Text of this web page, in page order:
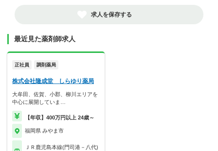
求人を保存する
最近見た薬剤師求人
正社員 調剤薬局
株式会社隆成堂 しらゆり薬局
大牟田、佐賀、小郡、柳川エリアを
中心に展開していま…
【年収】400万円以上 24歳～
福岡県 みやま市
ＪＲ鹿児島本線(門司港－八代)